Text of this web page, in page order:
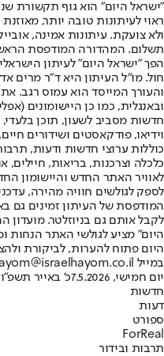
"ישראל היום" הוא גוף תקשורת
ראוי לעיתונות טובה יותר,
ולא צועקת. עיתונות אמינה,
הפך "ישראל היום" לעיתון
חול. מו"ל העיתון היא ד"ר מרים
והעורך המייסד הוא עמוס רגב.
חדשות מסביב לשעון, תוכן בלעדי,
וידיאו, פודקאסטים ושידורים
כוללות ערוצי חדשות ודעות,
לאוויר האתר החדש והיישומון
לספק לגולשים חוויה מהירה,
המודפסת של העיתון זמינים גם
לקבל אותם גם בניוזלטר. מועדון
היום" מציע לגולשי האתר הנחות
היום פתוח להערות, לביקורת
במייל hayom@israelhayom.co.il.
יום חמישי, 7.5.2026
כ' באייר תשפ"ו
חדשות
דעות
ספורט
ForReal
תרבות ובידור